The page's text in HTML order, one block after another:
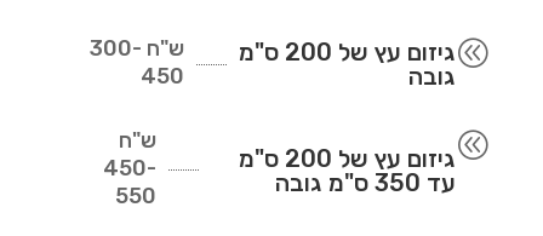
@
גיזום עץ של 200 ס"מ
גובה
ש"ח 300-
450
@
גיזום עץ של 200 ס"מ
עד 350 ס"מ גובה
ש"ח
450-
550